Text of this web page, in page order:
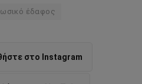
έδαφος
στο Instagram